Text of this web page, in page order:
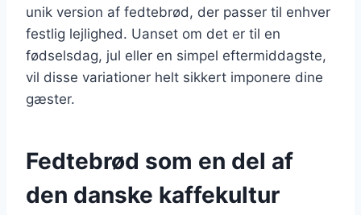
unik version af fedtebrød, der passer til enhver
festlig lejlighed. Uanset om det er til en
fødselsdag, jul eller en simpel eftermiddagste,
vil disse variationer helt sikkert imponere dine
gæster.
Fedtebrød som en del af
den danske kaffekultur